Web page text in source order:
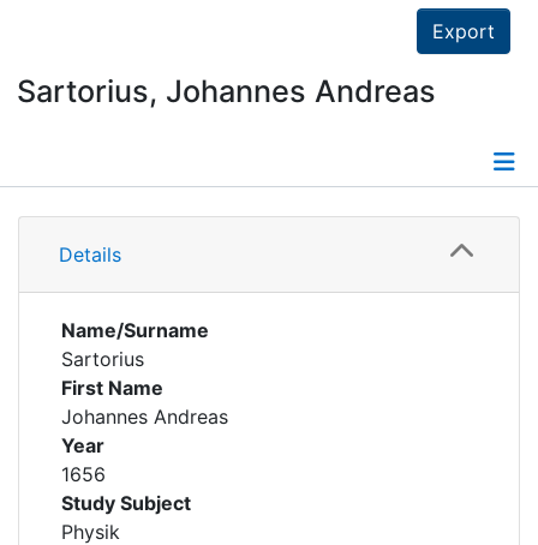
Export
Sartorius, Johannes Andreas
Details
Details
Name/Surname
Sartorius
First Name
Johannes Andreas
Year
1656
Study Subject
Physik